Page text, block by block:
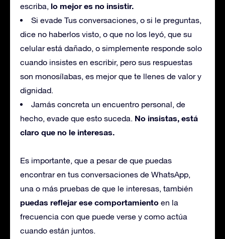
escriba, lo mejor es no insistir.
Si evade Tus conversaciones, o si le preguntas,
dice no haberlos visto, o que no los leyó, que su
celular está dañado, o simplemente responde solo
cuando insistes en escribir, pero sus respuestas
son monosílabas, es mejor que te llenes de valor y
dignidad.
Jamás concreta un encuentro personal, de
hecho, evade que esto suceda. No insistas, está
claro que no le interesas.
Es importante, que a pesar de que puedas
encontrar en tus conversaciones de WhatsApp,
una o más pruebas de que le interesas, también
puedas reflejar ese comportamiento en la
frecuencia con que puede verse y como actúa
cuando están juntos.